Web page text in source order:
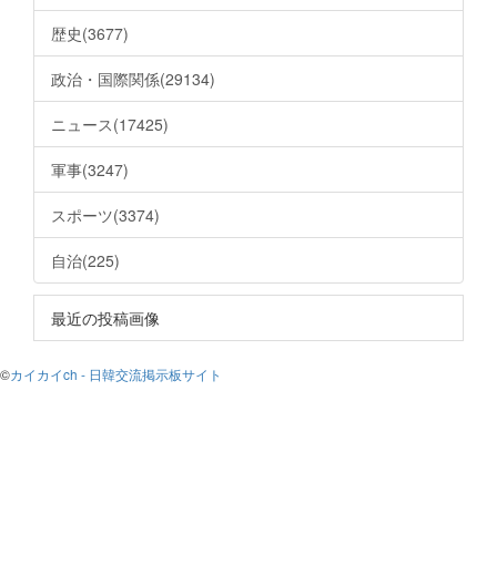
歴史(3677)
政治・国際関係(29134)
ニュース(17425)
軍事(3247)
スポーツ(3374)
自治(225)
最近の投稿画像
©カイカイch - 日韓交流掲示板サイト